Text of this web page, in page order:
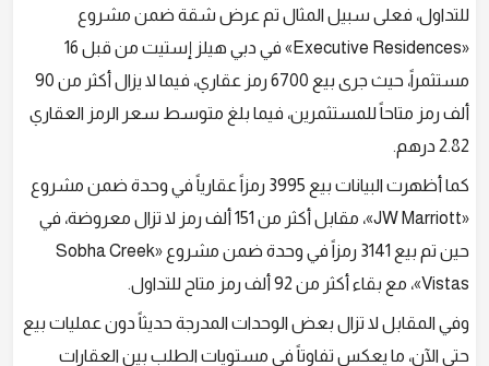
للتداول، فعلى سبيل المثال تم عرض شقة ضمن مشروع
«Executive Residences» في دبي هيلز إستيت من قبل 16
مستثمراً، حيث جرى بيع 6700 رمز عقاري، فيما لا يزال أكثر من 90
ألف رمز متاحاً للمستثمرين، فيما بلغ متوسط سعر الرمز العقاري
2.82 درهم.
كما أظهرت البيانات بيع 3995 رمزاً عقارياً في وحدة ضمن مشروع
«JW Marriott»، مقابل أكثر من 151 ألف رمز لا تزال معروضة، في
حين تم بيع 3141 رمزاً في وحدة ضمن مشروع «Sobha Creek
Vistas»، مع بقاء أكثر من 92 ألف رمز متاح للتداول.
وفي المقابل لا تزال بعض الوحدات المدرجة حديثاً دون عمليات بيع
حتى الآن، ما يعكس تفاوتاً في مستويات الطلب بين العقارات